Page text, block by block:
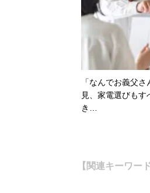
「なんでお義父
見、家電選びも
き…
【関連キーワー